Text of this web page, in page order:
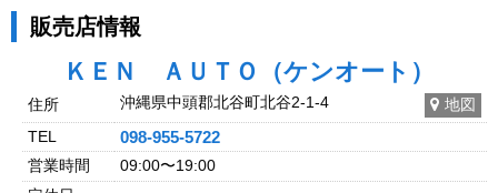
販売店情報
ＫＥＮ ＡＵＴＯ（ケンオート）
住所 沖縄県中頭郡北谷町北谷2-1-4
地図
TEL
098-955-5722
営業時間
09:00〜19:00